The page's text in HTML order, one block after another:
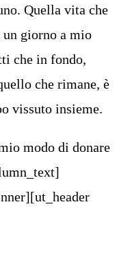
Quella vita che
giorno a mio
che in fondo,
che rimane, è
vissuto insieme.
modo di donare